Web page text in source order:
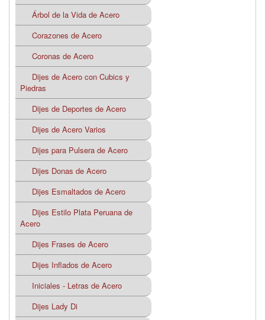
Árbol de la Vida de Acero
Corazones de Acero
Coronas de Acero
Dijes de Acero con Cubics y
Piedras
Dijes de Deportes de Acero
Dijes de Acero Varios
Dijes para Pulsera de Acero
Dijes Donas de Acero
Dijes Esmaltados de Acero
Dijes Estilo Plata Peruana de
Acero
Dijes Frases de Acero
Dijes Inflados de Acero
Iniciales - Letras de Acero
Dijes Lady Di